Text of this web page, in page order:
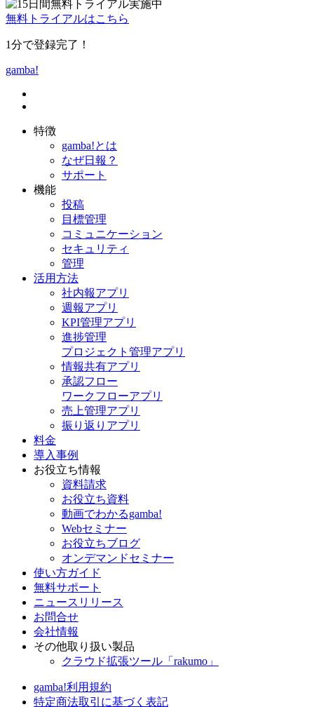
無料トライアルはこちら
1分で登録完了！
gamba!
特徴
gamba!とは
なぜ日報？
サポート
機能
投稿
目標管理
コミュニケーション
セキュリティ
管理
活用方法
社内報アプリ
週報アプリ
KPI管理アプリ
進捗管理
プロジェクト管理アプリ
情報共有アプリ
承認フロー
ワークフローアプリ
売上管理アプリ
振り返りアプリ
料金
導入事例
お役立ち情報
資料請求
お役立ち資料
動画でわかるgamba!
Webセミナー
お役立ちブログ
オンデマンドセミナー
使い方ガイド
無料サポート
ニュースリリース
お問合せ
会社情報
その他取り扱い製品
クラウド拡張ツール「rakumo」
gamba!利用規約
特定商法取引に基づく表記